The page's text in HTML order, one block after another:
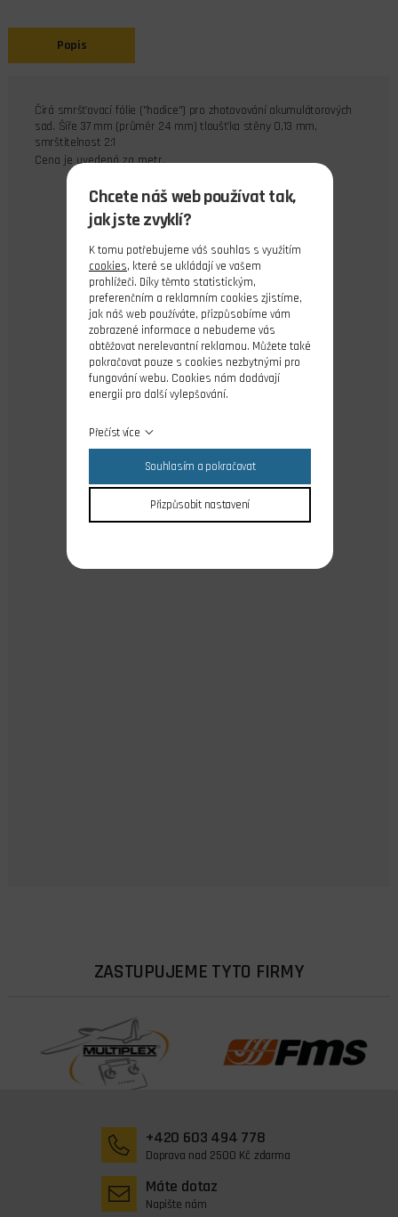
Popis
Čirá smršťovací fólie ("hadice") pro zhotovování akumulátorových
sad. Šíře 37 mm (průměr 24 mm) tloušťka stěny 0,13 mm,
smrštitelnost 2:1
Cena je uvedená za metr.
ZASTUPUJEME TYTO FIRMY
+420 603 494 778
Doprava nad 2500 Kč zdarma
Máte dotaz
Napište nám
Chcete náš web používat tak,
jak jste zvyklí?
K tomu potřebujeme váš souhlas s využitím
cookies, které se ukládají ve vašem
prohlížeči. Díky těmto statistickým,
preferenčním a reklamním cookies zjistíme,
jak náš web používáte, přizpůsobíme vám
zobrazené informace a nebudeme vás
obtěžovat nerelevantní reklamou. Můžete také
pokračovat pouze s cookies nezbytnými pro
fungování webu. Cookies nám dodávají
energii pro další vylepšování.
Přečíst více
Souhlasím a pokračovat
Přizpůsobit nastavení